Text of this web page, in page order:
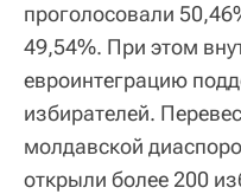
проголосовали
49,54%. При этом
евроинтеграцию
избирателей.
молдавской
открыли более 200